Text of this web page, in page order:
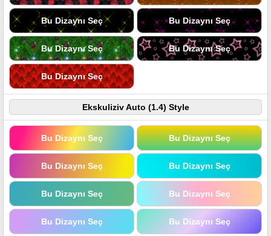
Bu Dizaynı Seç Bu Dizaynı Seç
Bu Dizaynı Seç Bu Dizaynı Seç
Bu Dizaynı Seç
Ekskuliziv Auto (1.4) Style
Bu Dizaynı Seç Bu Dizaynı Seç
Bu Dizaynı Seç Bu Dizaynı Seç
Bu Dizaynı Seç Bu Dizaynı Seç
Bu Dizaynı Seç Bu Dizaynı Seç